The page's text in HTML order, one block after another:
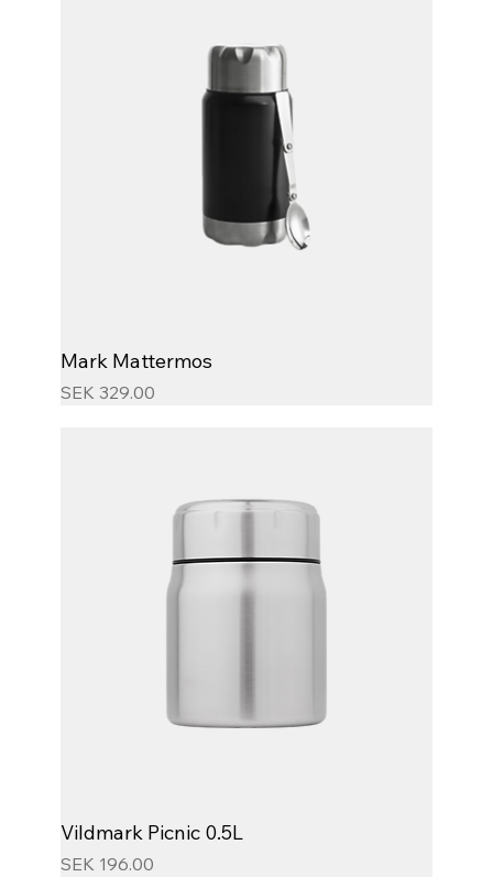
Mark Mattermos
Price
SEK 329.00
Vildmark Picnic 0.5L
Price
SEK 196.00